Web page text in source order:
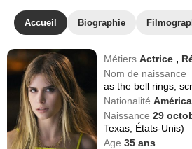
Accueil Biographie
MétiersActrice ,
Nom de naissance
as the bell rings,
Nationalité
Naissance29
Texas, États-Unis)
Age35 ans